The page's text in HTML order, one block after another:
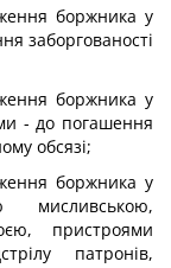
боржника у
заборгованості
боржника у
- до погашення
обсязі;
боржника у
мисливською,
пристроями
патронів,